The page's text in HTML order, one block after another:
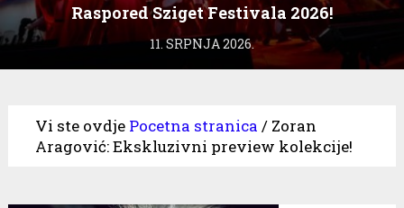
Raspored Sziget Festivala 2026!
11. SRPNJA 2026.
Vi ste ovdje Pocetna stranica / Zoran
Aragović: Ekskluzivni preview kolekcije!